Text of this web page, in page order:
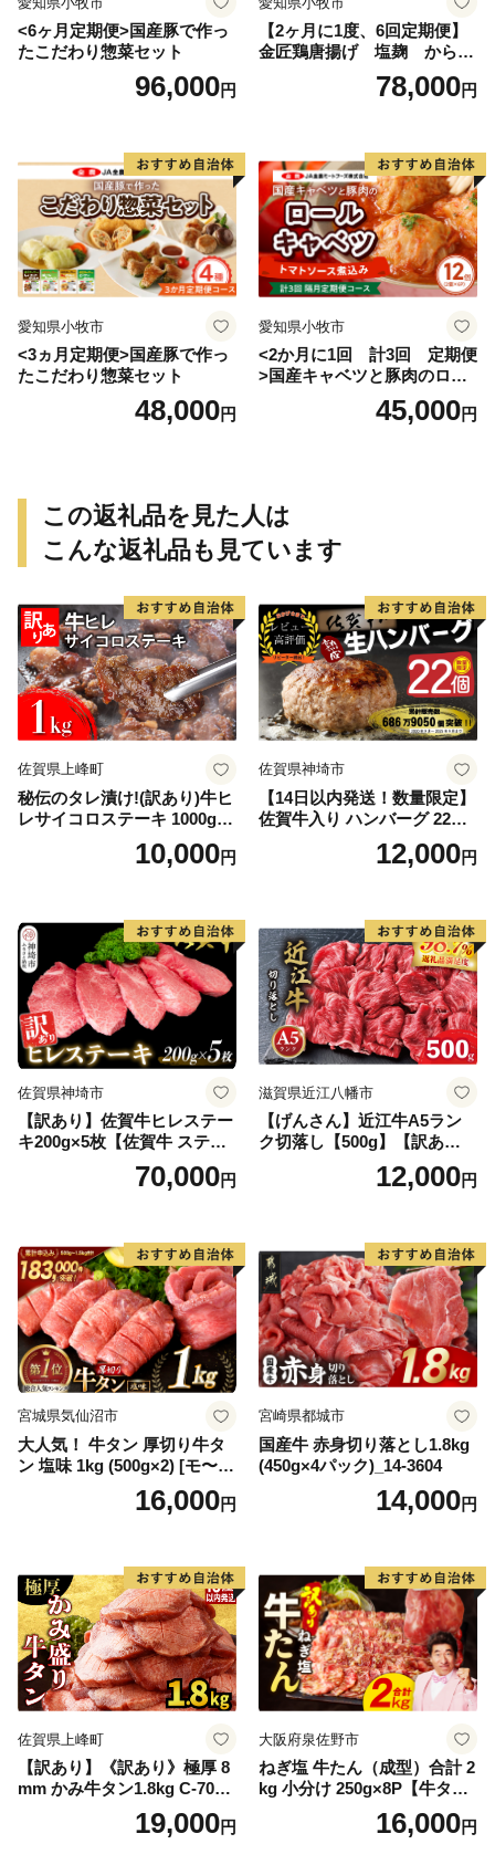
<6ヶ月定期便>国産豚で作っ
たこだわり惣菜セット
96,000円
【2ヶ月に1度、6回定期便】
金匠鶏唐揚げ 塩麹 からあ
78,000円
愛知県小牧市
<3ヵ月定期便>国産豚で作っ
たこだわり惣菜セット
48,000円
愛知県小牧市
<2か月に1回 計3回 定期便
>国産キャベツと豚肉のロー
ルキャベツ（6P入り）
45,000円
この返礼品を見た人は
こんな返礼品も見ています
佐賀県上峰町
秘伝のタレ漬け!(訳あり)牛ヒ
レサイコロステーキ 1000g
10,000円
佐賀県神埼市
【14日以内発送！数量限定】
佐賀牛入り ハンバーグ 22個
2.6kg(120g×22個)【佐賀牛
黒毛和牛 ブランド牛 九州 ハ
気】(H083106)
12,000円
佐賀県神埼市
【訳あり】佐賀牛ヒレステー
キ200g×5枚【佐賀牛 ステー
キ ブランド肉 ヒレ肉 フィレ
肉 ジューシー ヘルシー】(H0
70,000円
滋賀県近江八幡市
【げんさん】近江牛A5ラン
ク切落し【500g】【訳あり】
12,000円
宮城県気仙沼市
大人気！ 牛タン 厚切り牛タ
ン 塩味 1kg (500g×2) [モ〜ラ
ンド 宮城県 気仙沼市 205646
60] 肉 牛肉 精肉 牛たん 牛タ
厚切り タン
16,000円
宮崎県都城市
国産牛 赤身切り落とし1.8kg
(450g×4パック)_14-3604
14,000円
佐賀県上峰町
【訳あり】《訳あり》極厚 8
mm かみ牛タン1.8kg C-709-
19,000円
大阪府泉佐野市
ねぎ塩 牛たん（成型）合計 2
kg 小分け 250g×8P【牛タン
牛肉 焼肉用 薄切り 訳あり サ
16,000円